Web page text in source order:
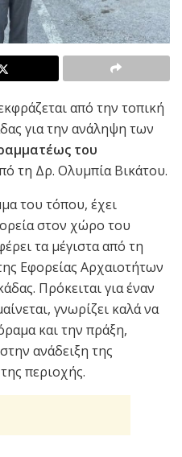
από την τοπική
για την ανάληψη των
του
τη Δρ. Ολυμπία Βικάτου.
του τόπου, έχει
στον χώρο του
τα μέγιστα από τη
Εφορείας Αρχαιοτήτων
Πρόκειται για έναν
γνωρίζει καλά να
και την πράξη,
ανάδειξη της
περιοχής.